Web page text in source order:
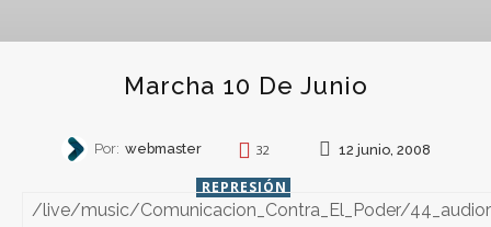
Marcha 10 De Junio
Por: webmaster 32 12 junio, 2008
REPRESIÓN
/live/music/Comunicacion_Contra_El_Poder/